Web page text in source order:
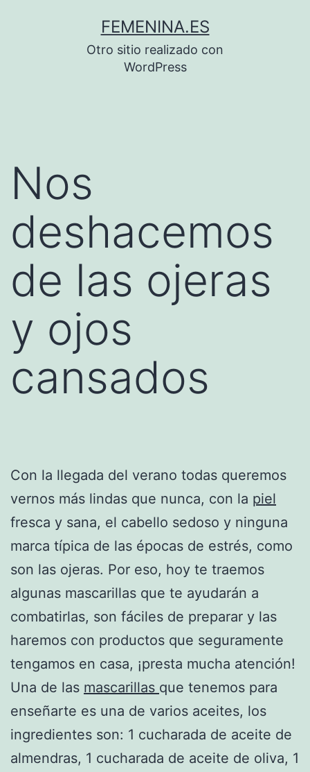
FEMENINA.ES
Otro sitio realizado con
WordPress
Nos
deshacemos
de las ojeras
y ojos
cansados
Con la llegada del verano todas queremos
vernos más lindas que nunca, con la piel
fresca y sana, el cabello sedoso y ninguna
marca típica de las épocas de estrés, como
son las ojeras. Por eso, hoy te traemos
algunas mascarillas que te ayudarán a
combatirlas, son fáciles de preparar y las
haremos con productos que seguramente
tengamos en casa, ¡presta mucha atención!
Una de las mascarillas que tenemos para
enseñarte es una de varios aceites, los
ingredientes son: 1 cucharada de aceite de
almendras, 1 cucharada de aceite de oliva, 1